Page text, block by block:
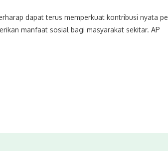
dapat terus memperkuat kontribusi nyata
manfaat sosial bagi masyarakat sekitar. AP